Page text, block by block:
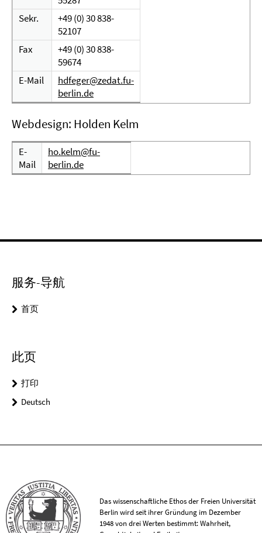
Sekr.
+49 (0) 30 838-
52107
Fax
+49 (0) 30 838-
59674
E-Mail
hdfeger@zedat.fu-
berlin.de
Webdesign: Holden Kelm
E-
Mail
ho.kelm@fu-
berlin.de
服务-导航
首页
此页
打印
Deutsch
Das wissenschaftliche Ethos der Freien Universität
Berlin wird seit ihrer Gründung im Dezember
1948 von drei Werten bestimmt: Wahrheit,